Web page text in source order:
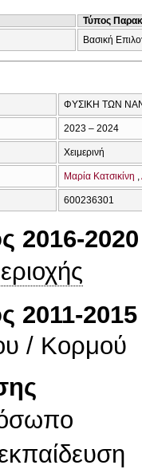
Τύπος
Βασική
ΦΥΣΙΚΗ ΤΩΝ
2023 – 2024
Χειμερινή
Μαρία Κατσικίνη
600236301
2016-2020
2011-2015
/ Κορμού